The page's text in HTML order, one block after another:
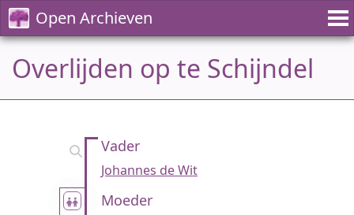
Open Archieven
Overlijden op te Schijndel
Vader
Johannes de Wit
Moeder